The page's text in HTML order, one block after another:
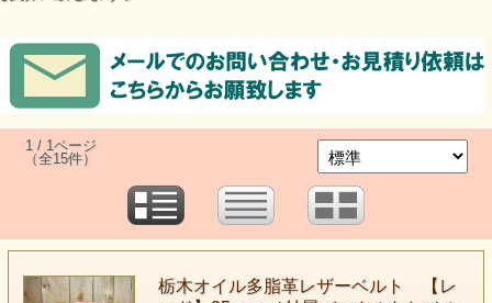
1 / 1ページ
（全15件）
栃木オイル多脂革レザーベルト 【レ